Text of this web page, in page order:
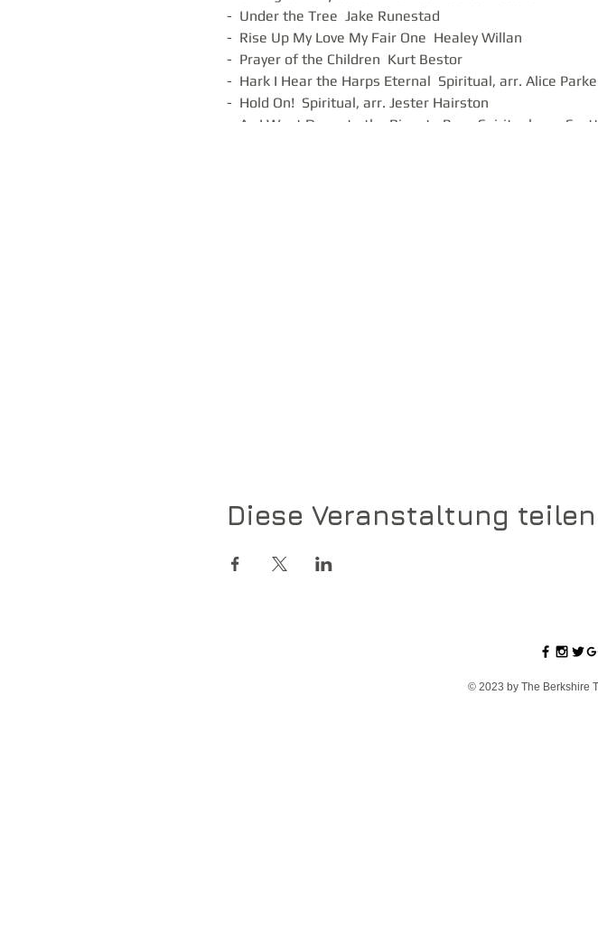
- Under the Tree Jake Runestad
- Rise Up My Love My Fair One Healey Willan
- Prayer of the Children Kurt Bestor
- Hark I Hear the Harps Eternal Spiritual, arr. Alice
- Hold On! Spiritual, arr. Jester Hairston
- As I Went Down to the River to Pray Spiritual, arr.
Diese Veranstaltung teilen
© 2023 by The Berkshire